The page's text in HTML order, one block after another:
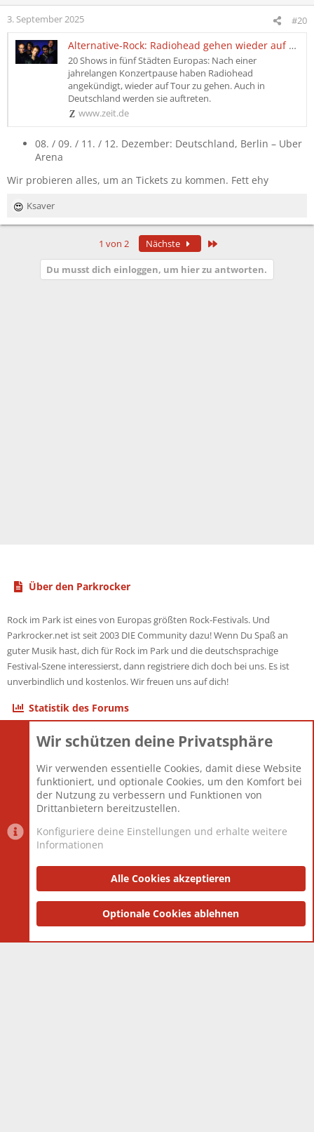
3. September 2025 #20
Alternative-Rock: Radiohead gehen wieder auf Tour
20 Shows in fünf Städten Europas: Nach einer
jahrelangen Konzertpause haben Radiohead
angekündigt, wieder auf Tour zu gehen. Auch in
Deutschland werden sie auftreten.
www.zeit.de
08. / 09. / 11. / 12. Dezember: Deutschland, Berlin – Uber
Arena
Wir probieren alles, um an Tickets zu kommen. Fett ehy
R
e
Ksaver
1 von 2 Nächste
Du musst dich einloggen, um hier zu antworten.
Über den Parkrocker
Rock im Park ist eines von Europas größten Rock-Festivals. Und
Parkrocker.net ist seit 2003 DIE Community dazu! Wenn Du Spaß an
guter Musik hast, dich für Rock im Park und die deutschsprachige
Festival-Szene interessierst, dann registriere dich doch bei uns. Es ist
unverbindlich und kostenlos. Wir freuen uns auf dich!
Statistik des Forums
Themen
Mitglieder
12.427
Neuestes Mitglied
Berlin
Datenschutzerklärung Impressum
Community platform by XenForo® © 2010-2025 XenForo Ltd.
and add-ons by ThemeHouse
Wir schützen deine Privatsphäre
Wir verwenden essentielle Cookies, damit diese Website
funktioniert, und optionale Cookies, um den Komfort bei
der Nutzung zu verbessern und Funktionen von
Drittanbietern bereitzustellen.
Konfiguriere deine Einstellungen und erhalte weitere
Informationen
Alle Cookies akzeptieren
Optionale Cookies ablehnen